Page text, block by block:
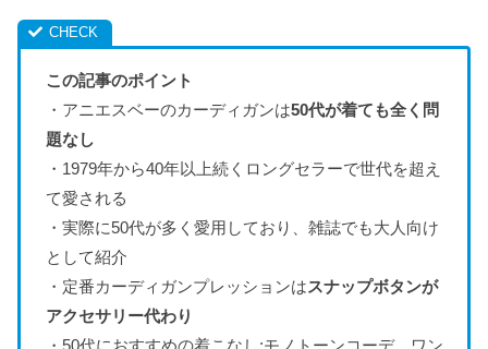
この記事のポイント
・アニエスベーのカーディガンは50代が着ても全く問
題なし
・1979年から40年以上続くロングセラーで世代を超え
て愛される
・実際に50代が多く愛用しており、雑誌でも大人向け
として紹介
・定番カーディガンプレッションはスナップボタンが
アクセサリー代わり
・50代におすすめの着こなし:モノトーンコーデ、ワン